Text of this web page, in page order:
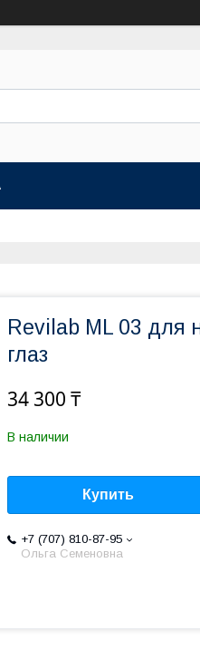
Revilab ML 03 для
глаз
34 300 ₸
В наличии
Купить
+7 (707) 810-87-95
Ольга Семеновна